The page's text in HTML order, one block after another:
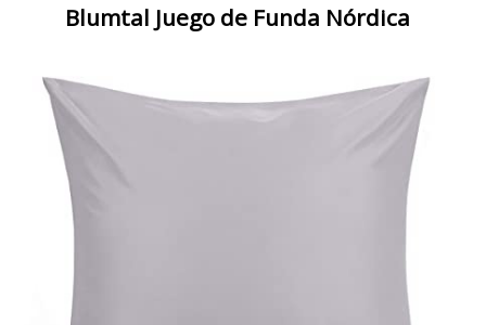
Blumtal Juego de Funda Nórdica